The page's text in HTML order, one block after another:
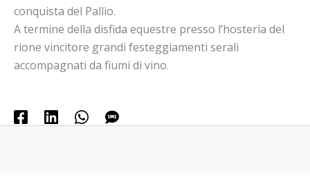
conquista del Pallio.
A termine della disfida equestre presso l’hosteria del
rione vincitore grandi festeggiamenti serali
accompagnati da fiumi di vino.